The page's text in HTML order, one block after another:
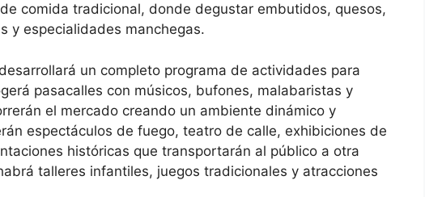
comida tradicional, donde degustar embutidos, quesos,
y especialidades manchegas.
un completo programa de actividades para
pasacalles con músicos, bufones, malabaristas y
el mercado creando un ambiente dinámico y
espectáculos de fuego, teatro de calle, exhibiciones de
históricas que transportarán al público a otra
talleres infantiles, juegos tradicionales y atracciones